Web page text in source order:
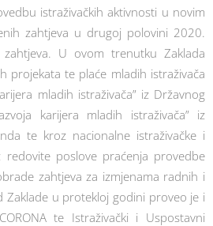
istraživačkih aktivnosti u novim
zahtjeva u drugoj polovini 2020.
U ovom trenutku Zaklada
projekata te plaće mladih istraživača
mladih istraživača” iz Državnog
karijera mladih istraživača” iz
te kroz nacionalne istraživačke i
redovite poslove praćenja provedbe
zahtjeva za izmjenama radnih i
Zaklade u protekloj godini proveo je i
te Istraživački i Uspostavni